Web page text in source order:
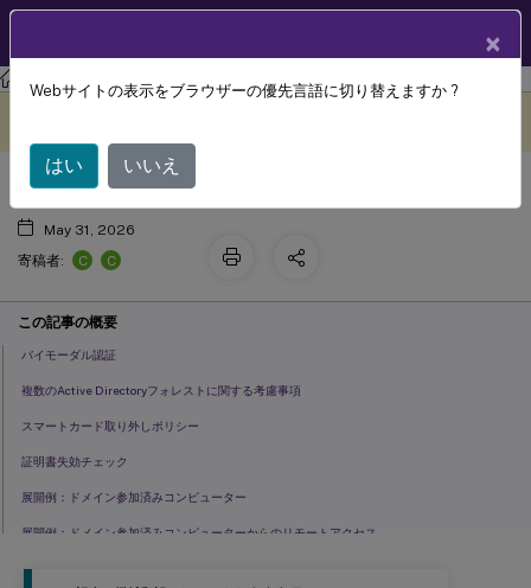
Citrix Virtual Apps and Desktops 7 2203 LTSR
スマートカードの展開
May 31, 2026
寄稿者:
C C
この記事の概要
バイモーダル認証
複数のActive Directoryフォレストに関する考慮事項
スマートカード取り外しポリシー
証明書失効チェック
展開例：ドメイン参加済みコンピューター
展開例：ドメイン参加済みコンピューターからのリモートアクセス
展開例：ドメイン非参加コンピューター
×
Webサイトの表示をブラウザーの優先言語に切り替えますか ?
はい いいえ